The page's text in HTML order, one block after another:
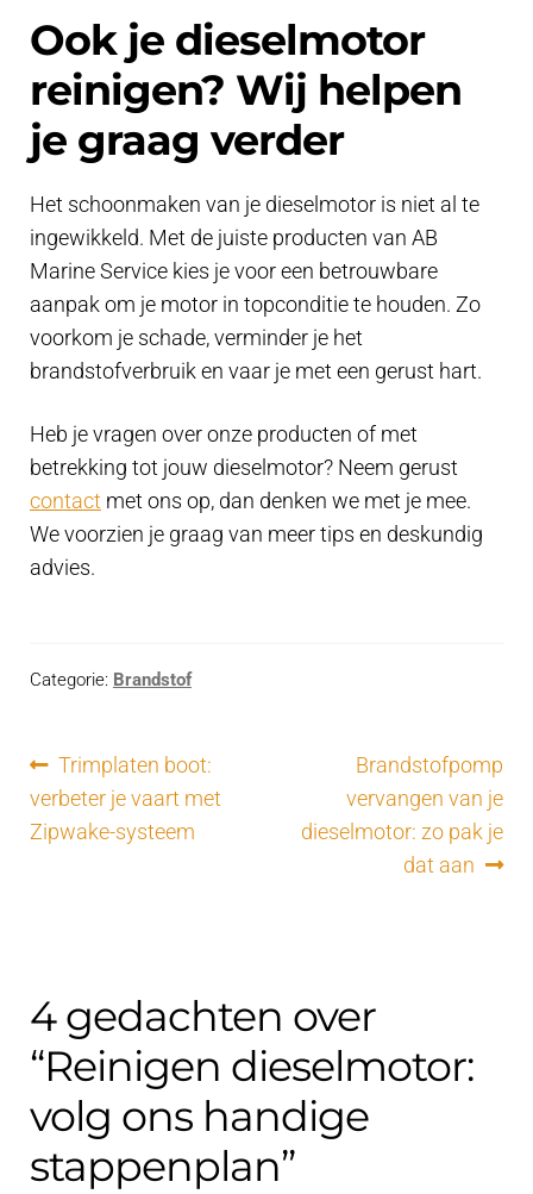
Ook je dieselmotor
reinigen? Wij helpen
je graag verder
Het schoonmaken van je dieselmotor is niet al te
ingewikkeld. Met de juiste producten van AB
Marine Service kies je voor een betrouwbare
aanpak om je motor in topconditie te houden. Zo
voorkom je schade, verminder je het
brandstofverbruik en vaar je met een gerust hart.
Heb je vragen over onze producten of met
betrekking tot jouw dieselmotor? Neem gerust
contact met ons op, dan denken we met je mee.
We voorzien je graag van meer tips en deskundig
advies.
Categorie: Brandstof
Bericht
navigatie
Vorig
bericht:
Trimplaten boot:
verbeter je vaart met
Zipwake-systeem
Volgend
bericht:
Brandstofpomp
vervangen van je
dieselmotor: zo pak je
dat aan
4 gedachten over
“Reinigen dieselmotor:
volg ons handige
stappenplan”